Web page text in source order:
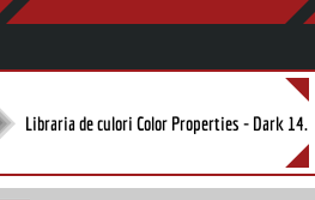
Libraria de culori Color Properties - Dark 14.